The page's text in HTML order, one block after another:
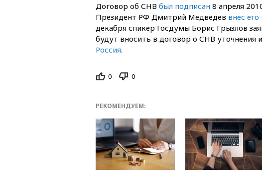
Договор об СНВ был подписан 8 апреля
Президент РФ Дмитрий Медведев внес
декабря спикер Госдумы Борис Грызлов
будут вносить в договор о СНВ уточнения
Россия.
0 0
РЕКОМЕНДУЕМ: